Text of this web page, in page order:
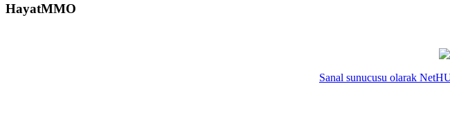
HayatMMO
Sanal sunucusu olarak